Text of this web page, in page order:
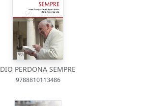
DIO PERDONA SEMPRE
9788810113486